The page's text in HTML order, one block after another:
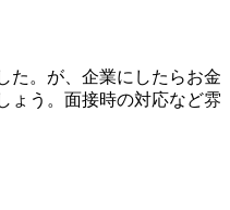
た。が、企業にしたらお金
ょう。面接時の対応など雰